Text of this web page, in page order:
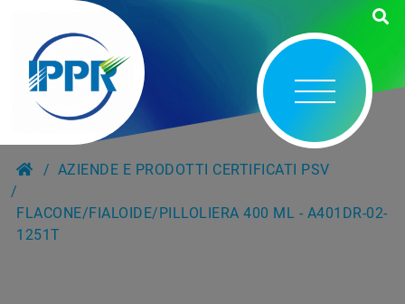
AZIENDE E PRODOTTI CERTIFICATI PSV
FLACONE/FIALOIDE/PILLOLIERA 400 ML - A401DR-02-
1251T